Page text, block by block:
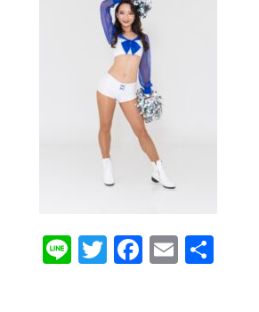
LineTwitter
Facebook
Email
共